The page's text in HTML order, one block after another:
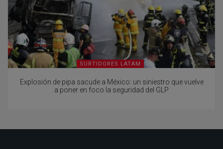
SURTIDORES LATAM
Explosión de pipa sacude a México: un siniestro que vuelve
a poner en foco la seguridad del GLP